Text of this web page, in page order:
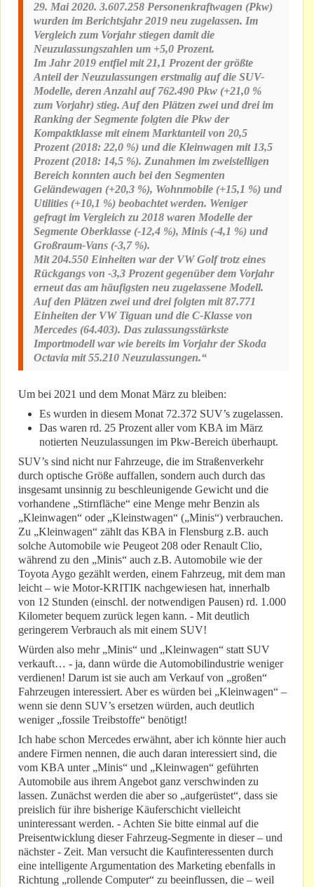
29. Mai 2020. 3.607.258 Personenkraftwagen (Pkw)
wurden im Berichtsjahr 2019 neu zugelassen. Im
Vergleich zum Vorjahr stiegen damit die
Neuzulassungszahlen um +5,0 Prozent.
Im Jahr 2019 entfiel mit 21,1 Prozent der größte
Anteil der Neuzulassungen erstmalig auf die SUV-
Modelle, deren Anzahl auf 762.490 Pkw (+21,0 %
zum Vorjahr) stieg. Auf den Plätzen zwei und drei im
Ranking der Segmente folgten die Pkw der
Kompaktklasse mit einem Marktanteil von 20,5
Prozent (2018: 22,0 %) und die Kleinwagen mit 13,5
Prozent (2018: 14,5 %). Zunahmen im zweistelligen
Bereich konnten auch bei den Segmenten
Geländewagen (+20,3 %), Wohnmobile (+15,1 %) und
Utilities (+10,1 %) beobachtet werden. Weniger
gefragt im Vergleich zu 2018 waren Modelle der
Segmente Oberklasse (-12,4 %), Minis (-4,1 %) und
Großraum-Vans (-3,7 %).
Mit 204.550 Einheiten war der VW Golf trotz eines
Rückgangs von -3,3 Prozent gegenüber dem Vorjahr
erneut das am häufigsten neu zugelassene Modell.
Auf den Plätzen zwei und drei folgten mit 87.771
Einheiten der VW Tiguan und die C-Klasse von
Mercedes (64.403). Das zulassungsstärkste
Importmodell war wie bereits im Vorjahr der Skoda
Octavia mit 55.210 Neuzulassungen.“
Um bei 2021 und dem Monat März zu bleiben:
Es wurden in diesem Monat 72.372 SUV’s zugelassen.
Das waren rd. 25 Prozent aller vom KBA im März
notierten Neuzulassungen im Pkw-Bereich überhaupt.
SUV’s sind nicht nur Fahrzeuge, die im Straßenverkehr
durch optische Größe auffallen, sondern auch durch das
insgesamt unsinnig zu beschleunigende Gewicht und die
vorhandene „Stirnfläche“ eine Menge mehr Benzin als
„Kleinwagen“ oder „Kleinstwagen“ („Minis“) verbrauchen.
Zu „Kleinwagen“ zählt das KBA in Flensburg z.B. auch
solche Automobile wie Peugeot 208 oder Renault Clio,
während zu den „Minis“ auch z.B. Automobile wie der
Toyota Aygo gezählt werden, einem Fahrzeug, mit dem man
leicht – wie Motor-KRITIK nachgewiesen hat, innerhalb
von 12 Stunden (einschl. der notwendigen Pausen) rd. 1.000
Kilometer bequem zurück legen kann. - Mit deutlich
geringerem Verbrauch als mit einem SUV!
Würden also mehr „Minis“ und „Kleinwagen“ statt SUV
verkauft… - ja, dann würde die Automobilindustrie weniger
verdienen! Darum ist sie auch am Verkauf von „großen“
Fahrzeugen interessiert. Aber es würden bei „Kleinwagen“ –
wenn sie denn SUV’s ersetzen würden, auch deutlich
weniger „fossile Treibstoffe“ benötigt!
Ich habe schon Mercedes erwähnt, aber ich könnte hier auch
andere Firmen nennen, die auch daran interessiert sind, die
vom KBA unter „Minis“ und „Kleinwagen“ geführten
Automobile aus ihrem Angebot ganz verschwinden zu
lassen. Zunächst werden die aber so „aufgerüstet“, dass sie
preislich für ihre bisherige Käuferschicht vielleicht
uninteressant werden. - Achten Sie bitte einmal auf die
Preisentwicklung dieser Fahrzeug-Segmente in dieser – und
nächster - Zeit. Man versucht die Kaufinteressenten durch
eine intelligente Argumentation des Marketing ebenfalls in
Richtung „rollende Computer“ zu beeinflussen, die – weil